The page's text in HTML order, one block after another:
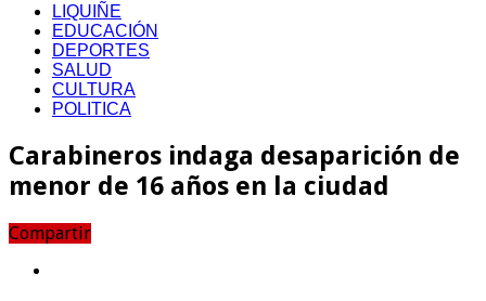
LIQUIÑE
EDUCACIÓN
DEPORTES
SALUD
CULTURA
POLITICA
Carabineros indaga desaparición de
menor de 16 años en la ciudad
Compartir